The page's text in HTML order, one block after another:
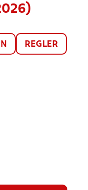
REGLER